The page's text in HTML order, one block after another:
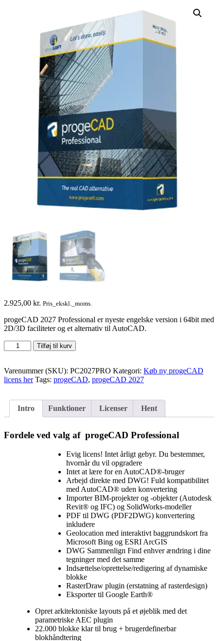
2.925,00 kr. Pris_ekskl._moms.
progeCAD 2027 Professional er nyeste engelske version i 64bit med
2D/3D faciliteter og et alternativ til AutoCAD.
progeCAD
2027
SL
antal
Tilføj til kurv
Varenummer (SKU): PC2027PRO Kategori: Køb ny progeCAD
licens her Tags: progeCAD, progeCAD 2027
Intro Funktioner Licenser Hent
Fordele ved valg af progeCAD Professional
Evig licens! Intet årligt gebyr. Du bestemmer,
hvornår du vil opgradere
Intet at lære for en AutoCAD®-bruger
Arbejd direkte med DWG! Fuld kompatibilitet
med AutoCAD® uden konvertering
Importer BIM-projekter og -objekter (Autodesk
Revit® og IFC) og SolidWorks-modeller
PDF til DWG (PDF2DWG) konvertering
inkludere
Geolocation med interaktivt baggrundskort fra
Microsoft Bing og ESRI ArcGIS
DWG Sammenlign Find enhver ændring i dine
tegninger med det samme
Indsættelse/oprettelse/redigering af dynamiske
blokke
RasterDraw plugin (erstatning af rasterdesign)
Eksporter til Google Earth®
Opret arkitektoniske layouts på et øjeblik med det
parametriske AEC plugin
22.000 blokke klar til brug + brugerdefinerbar
blokhåndtering